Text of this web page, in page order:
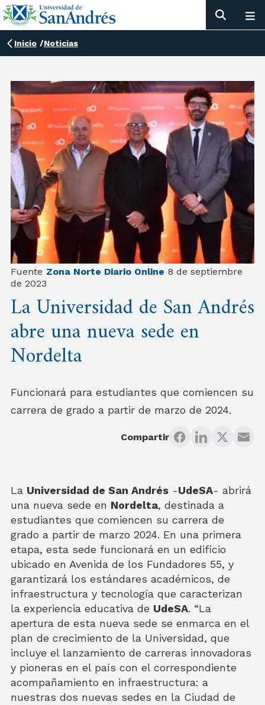
Inicio /Noticias
Fuente Zona Norte Diario Online 8 de septiembre
de 2023
La Universidad de San Andrés
abre una nueva sede en
Nordelta
Funcionará para estudiantes que comiencen su
carrera de grado a partir de marzo de 2024.
Compartir
La Universidad de San Andrés -UdeSA- abrirá
una nueva sede en Nordelta, destinada a
estudiantes que comiencen su carrera de
grado a partir de marzo 2024. En una primera
etapa, esta sede funcionará en un edificio
ubicado en Avenida de los Fundadores 55, y
garantizará los estándares académicos, de
infraestructura y tecnología que caracterizan
la experiencia educativa de UdeSA. “La
apertura de esta nueva sede se enmarca en el
plan de crecimiento de la Universidad, que
incluye el lanzamiento de carreras innovadoras
y pioneras en el país con el correspondiente
acompañamiento en infraestructura: a
nuestras dos nuevas sedes en la Ciudad de